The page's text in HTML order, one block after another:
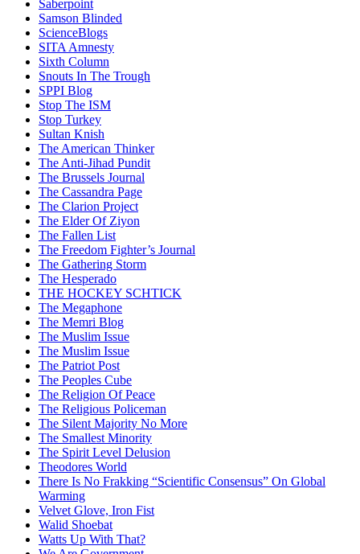
Saberpoint
Samson Blinded
ScienceBlogs
SITA Amnesty
Sixth Column
Snouts In The Trough
SPPI Blog
Stop The ISM
Stop Turkey
Sultan Knish
The American Thinker
The Anti-Jihad Pundit
The Brussels Journal
The Cassandra Page
The Clarion Project
The Elder Of Ziyon
The Fallen List
The Freedom Fighter’s Journal
The Gathering Storm
The Hesperado
THE HOCKEY SCHTICK
The Megaphone
The Memri Blog
The Muslim Issue
The Muslim Issue
The Patriot Post
The Peoples Cube
The Religion Of Peace
The Religious Policeman
The Silent Majority No More
The Smallest Minority
The Spirit Level Delusion
Theodores World
There Is No Frakking “Scientific Consensus” On Global
Warming
Velvet Glove, Iron Fist
Walid Shoebat
Watts Up With That?